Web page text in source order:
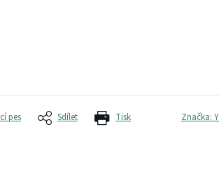
Tisk
pes Sdílet Značka: